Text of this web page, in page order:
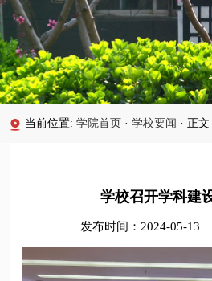
当前位置:学院首页 · 学校要闻 · 正文
学校召开学科建
发布时间：2024-05-13